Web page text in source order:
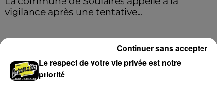
vigilance après une tentative...
LE GRAND FORMAT Voir plus
Le respect de votre vie privée est notre
priorité
Continuer sans accepter